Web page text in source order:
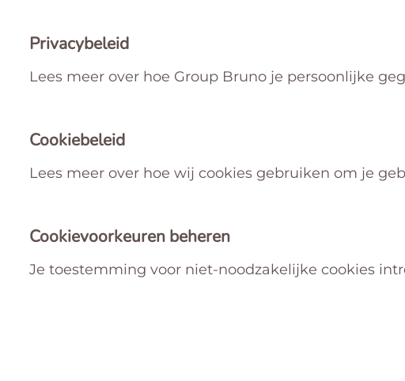
Privacybeleid
Lees meer over hoe Group Bruno je persoonlijke
Cookiebeleid
Lees meer over hoe wij cookies gebruiken om je
Cookievoorkeuren beheren
Je toestemming voor niet-noodzakelijke cookies